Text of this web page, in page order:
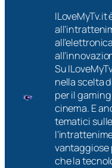
Su
nella scelta
per il
cinema. E
tematici
vantaggiose
che la